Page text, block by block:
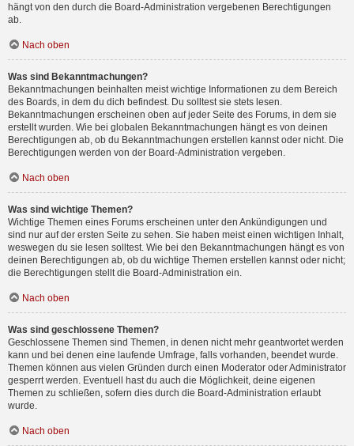
hängt von den durch die Board-Administration vergebenen Berechtigungen
ab.
Nach oben
Was sind Bekanntmachungen?
Bekanntmachungen beinhalten meist wichtige Informationen zu dem Bereich
des Boards, in dem du dich befindest. Du solltest sie stets lesen.
Bekanntmachungen erscheinen oben auf jeder Seite des Forums, in dem sie
erstellt wurden. Wie bei globalen Bekanntmachungen hängt es von deinen
Berechtigungen ab, ob du Bekanntmachungen erstellen kannst oder nicht. Die
Berechtigungen werden von der Board-Administration vergeben.
Nach oben
Was sind wichtige Themen?
Wichtige Themen eines Forums erscheinen unter den Ankündigungen und
sind nur auf der ersten Seite zu sehen. Sie haben meist einen wichtigen Inhalt,
weswegen du sie lesen solltest. Wie bei den Bekanntmachungen hängt es von
deinen Berechtigungen ab, ob du wichtige Themen erstellen kannst oder nicht;
die Berechtigungen stellt die Board-Administration ein.
Nach oben
Was sind geschlossene Themen?
Geschlossene Themen sind Themen, in denen nicht mehr geantwortet werden
kann und bei denen eine laufende Umfrage, falls vorhanden, beendet wurde.
Themen können aus vielen Gründen durch einen Moderator oder Administrator
gesperrt werden. Eventuell hast du auch die Möglichkeit, deine eigenen
Themen zu schließen, sofern dies durch die Board-Administration erlaubt
wurde.
Nach oben